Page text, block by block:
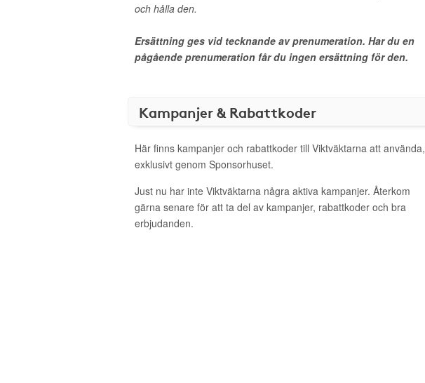
och hålla den.
Ersättning ges vid tecknande av prenumeration. Har du en
pågående prenumeration får du ingen ersättning för den.
Kampanjer & Rabattkoder
Här finns kampanjer och rabattkoder till Viktväktarna att använda,
exklusivt genom Sponsorhuset.
Just nu har inte Viktväktarna några aktiva kampanjer. Återkom
gärna senare för att ta del av kampanjer, rabattkoder och bra
erbjudanden.